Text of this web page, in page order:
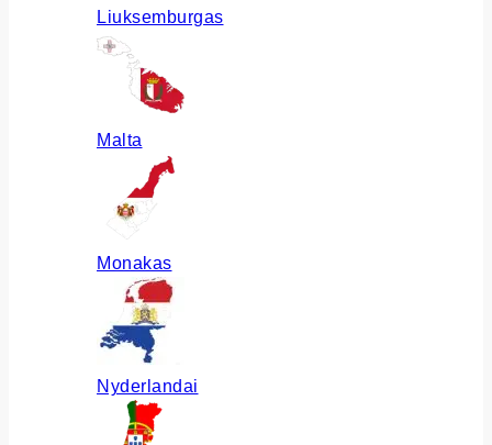
Liuksemburgas
Malta
Monakas
Nyderlandai